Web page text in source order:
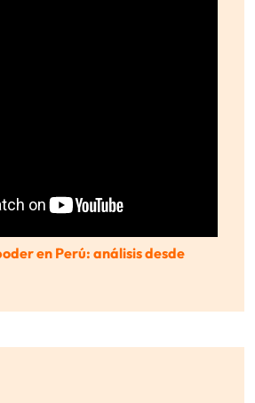
en Perú: análisis desde